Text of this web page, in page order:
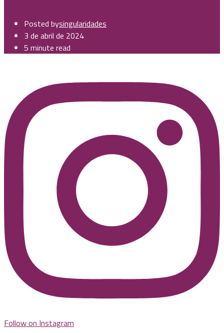
Posted bysingularidades
3 de abril de 2024
5 minute read
Follow on Instagram